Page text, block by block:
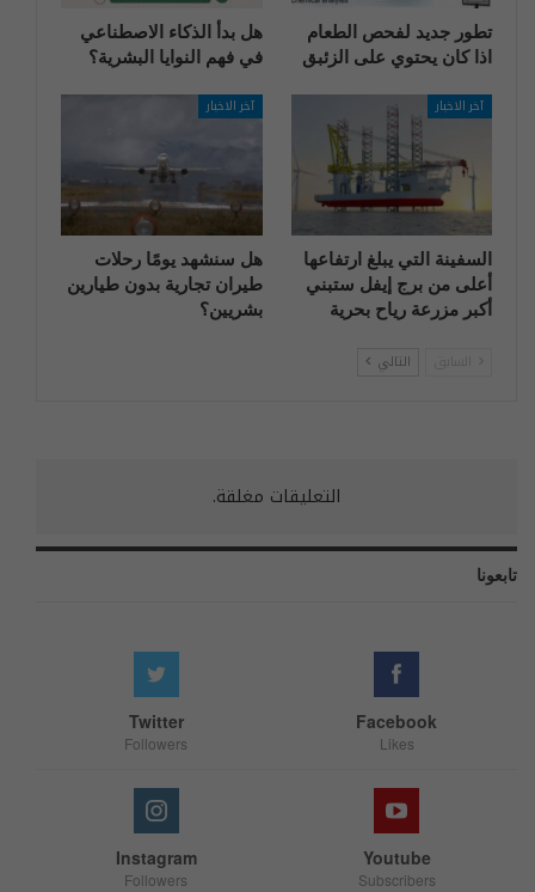
تطور جديد لفحص الطعام
اذا كان يحتوي على الزئبق
هل بدأ الذكاء الاصطناعي
في فهم النوايا البشرية؟
آخر الاخبار
السفينة التي يبلغ ارتفاعها
أعلى من برج إيفل ستبني
أكبر مزرعة رياح بحرية
آخر الاخبار
هل سنشهد يومًا رحلات
طيران تجارية بدون طيارين
بشريين؟
التالي
التعليقات مغلقة.
تابعونا
Facebook
Likes
Twitter
Followers
Youtube
Subscribers
Instagram
Followers